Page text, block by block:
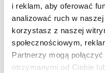
i reklam, aby oferować
analizować ruch w
korzystasz z naszej
społecznościowym,
Partnerzy mogą
otrzymanymi od Ciebie